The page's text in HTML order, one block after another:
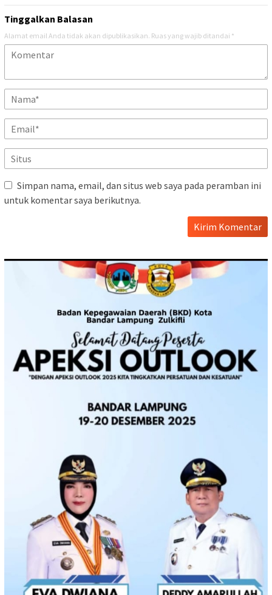
Tinggalkan Balasan
Alamat email Anda tidak akan dipublikasikan. Ruas yang wajib ditandai *
Simpan nama, email, dan situs web saya pada peramban ini
untuk komentar saya berikutnya.